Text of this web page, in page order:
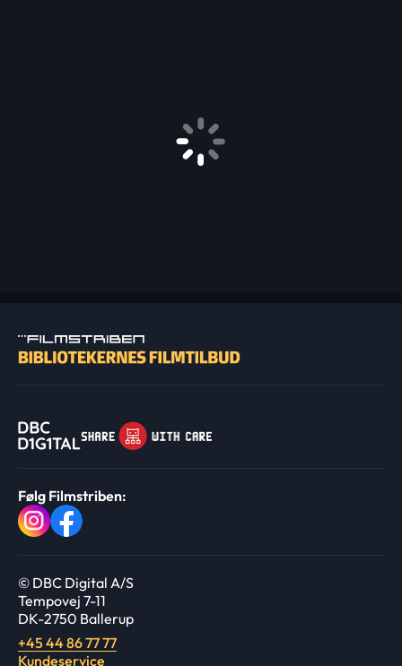
Følg Filmstriben:
© DBC Digital A/S
Tempovej 7-11
DK-2750 Ballerup
+45 44 86 77 77
Kundeservice